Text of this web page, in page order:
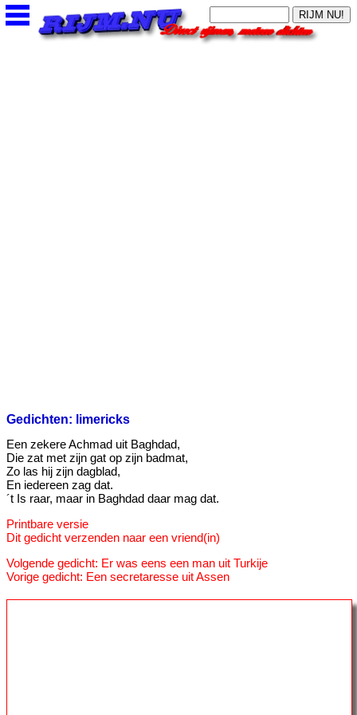
Gedichten: limericks
Een zekere Achmad uit Baghdad,
Die zat met zijn gat op zijn badmat,
Zo las hij zijn dagblad,
En iedereen zag dat.
´t Is raar, maar in Baghdad daar mag dat.
Printbare versie
Dit gedicht verzenden naar een vriend(in)
Volgende gedicht: Er was eens een man uit Turkije
Vorige gedicht: Een secretaresse uit Assen